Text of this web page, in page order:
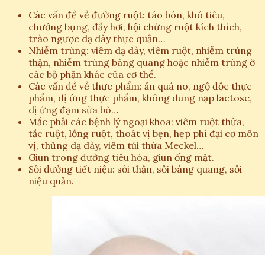
Các vấn đề về đường ruột: táo bón, khó tiêu,
chướng bụng, đầy hơi, hội chứng ruột kích thích,
trào ngược dạ dày thực quản…
Nhiễm trùng: viêm dạ dày, viêm ruột, nhiễm trùng
thận, nhiễm trùng bàng quang hoặc nhiễm trùng ở
các bộ phận khác của cơ thể.
Các vấn đề về thực phẩm: ăn quá no, ngộ độc thực
phẩm, dị ứng thực phẩm, không dung nạp lactose,
dị ứng đạm sữa bò…
Mắc phải các bệnh lý ngoại khoa: viêm ruột thừa,
tắc ruột, lồng ruột, thoát vị bẹn, hẹp phì đại cơ môn
vị, thủng dạ dày, viêm túi thừa Meckel…
Giun trong đường tiêu hóa, giun ống mật.
Sỏi đường tiết niệu: sỏi thận, sỏi bàng quang, sỏi
niệu quản.